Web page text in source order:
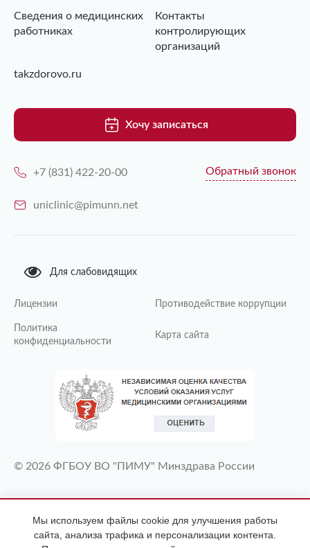
Сведения о медицинских
работниках
Контакты
контролирующих
организаций
takzdorovo.ru
Хочу записаться
+7 (831) 422-20-00 Обратный звонок
uniclinic@pimunn.net
Для слабовидящих
Лицензии Противодействие коррупции
Политика
конфиденциальности
Карта сайта
© 2026 ФГБОУ ВО "ПИМУ" Минздрава России
ИМЕЮТСЯ ПРОТИВОПОКАЗАНИЯ
НЕОБХОДИМА КОНСУЛЬТАЦИЯ
Мы используем файлы cookie для улучшения работы
сайта, анализа трафика и персонализации контента.